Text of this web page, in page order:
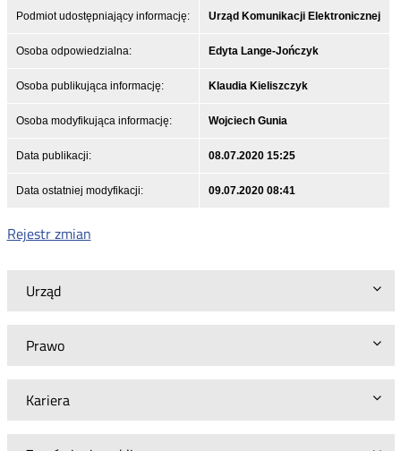
Urząd
Prawo
Kariera
Podmiot udostępniający informację: Urząd Komunikacji Elektronicznej
Osoba odpowiedzialna: Edyta Lange-Jończyk
Osoba publikująca informację: Klaudia Kieliszczyk
Osoba modyfikująca informację: Wojciech Gunia
Data publikacji: 08.07.2020 15:25
Data ostatniej modyfikacji: 09.07.2020 08:41
Rejestr zmian